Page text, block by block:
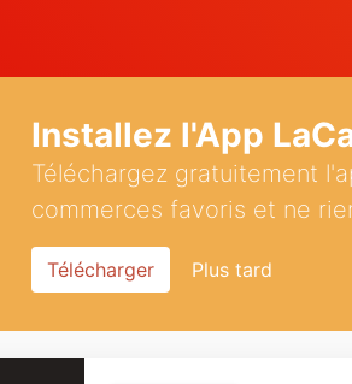
Installez l'App
Téléchargez gratuitement
commerces favoris et ne
Télécharger Plus tard